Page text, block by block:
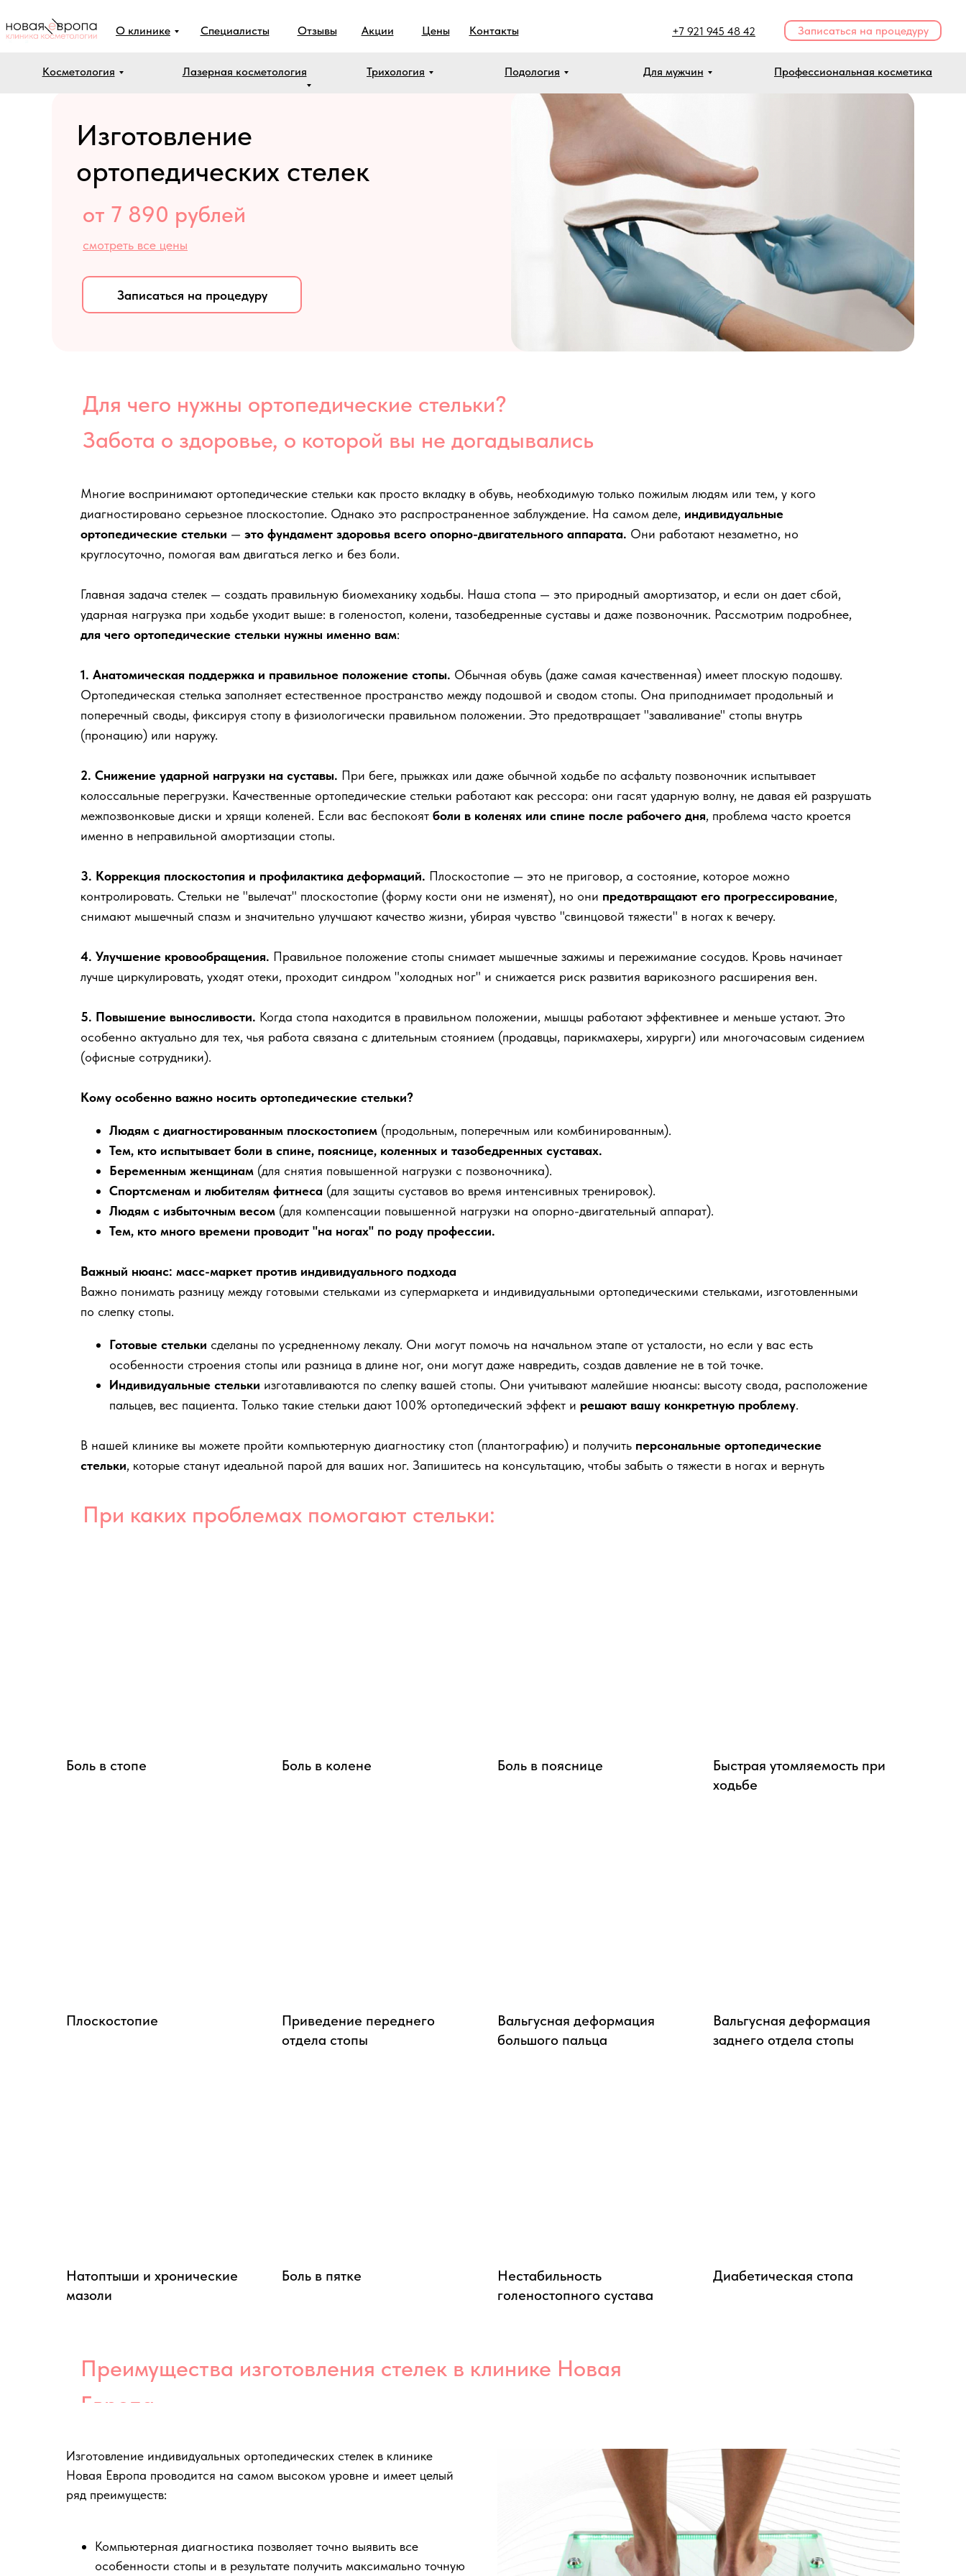
Специалисты Цены
О клинике Акции Записаться на процедуру
Отзывы Контакты +7 921 945 48 42
Косметология Для мужчин
Подология Профессиональная косметика
Лазерная косметология Трихология
Изготовление
ортопедических стелек
от 7 890 рублей
смотреть все цены
Записаться на процедуру
Для чего нужны ортопедические стельки?
Забота о здоровье, о которой вы не догадывались
Многие воспринимают ортопедические стельки как просто вкладку в обувь, необходимую только пожилым людям или тем, у кого
диагностировано серьезное плоскостопие. Однако это распространенное заблуждение. На самом деле, индивидуальные
ортопедические стельки — это фундамент здоровья всего опорно-двигательного аппарата. Они работают незаметно, но
круглосуточно, помогая вам двигаться легко и без боли.
Главная задача стелек — создать правильную биомеханику ходьбы. Наша стопа — это природный амортизатор, и если он дает сбой,
ударная нагрузка при ходьбе уходит выше: в голеностоп, колени, тазобедренные суставы и даже позвоночник. Рассмотрим подробнее,
для чего ортопедические стельки нужны именно вам:
1. Анатомическая поддержка и правильное положение стопы. Обычная обувь (даже самая качественная) имеет плоскую подошву.
Ортопедическая стелька заполняет естественное пространство между подошвой и сводом стопы. Она приподнимает продольный и
поперечный своды, фиксируя стопу в физиологически правильном положении. Это предотвращает "заваливание" стопы внутрь
(пронацию) или наружу.
2. Снижение ударной нагрузки на суставы. При беге, прыжках или даже обычной ходьбе по асфальту позвоночник испытывает
колоссальные перегрузки. Качественные ортопедические стельки работают как рессора: они гасят ударную волну, не давая ей разрушать
межпозвонковые диски и хрящи коленей. Если вас беспокоят боли в коленях или спине после рабочего дня, проблема часто кроется
именно в неправильной амортизации стопы.
3. Коррекция плоскостопия и профилактика деформаций. Плоскостопие — это не приговор, а состояние, которое можно
контролировать. Стельки не "вылечат" плоскостопие (форму кости они не изменят), но они предотвращают его прогрессирование,
снимают мышечный спазм и значительно улучшают качество жизни, убирая чувство "свинцовой тяжести" в ногах к вечеру.
4. Улучшение кровообращения. Правильное положение стопы снимает мышечные зажимы и пережимание сосудов. Кровь начинает
лучше циркулировать, уходят отеки, проходит синдром "холодных ног" и снижается риск развития варикозного расширения вен.
5. Повышение выносливости. Когда стопа находится в правильном положении, мышцы работают эффективнее и меньше устают. Это
особенно актуально для тех, чья работа связана с длительным стоянием (продавцы, парикмахеры, хирурги) или многочасовым сидением
(офисные сотрудники).
Кому особенно важно носить ортопедические стельки?
Людям с диагностированным плоскостопием (продольным, поперечным или комбинированным).
Тем, кто испытывает боли в спине, пояснице, коленных и тазобедренных суставах.
Беременным женщинам (для снятия повышенной нагрузки с позвоночника).
Спортсменам и любителям фитнеса (для защиты суставов во время интенсивных тренировок).
Людям с избыточным весом (для компенсации повышенной нагрузки на опорно-двигательный аппарат).
Тем, кто много времени проводит "на ногах" по роду профессии.
Важный нюанс: масс-маркет против индивидуального подхода
Важно понимать разницу между готовыми стельками из супермаркета и индивидуальными ортопедическими стельками, изготовленными
по слепку стопы.
Готовые стельки сделаны по усредненному лекалу. Они могут помочь на начальном этапе от усталости, но если у вас есть
особенности строения стопы или разница в длине ног, они могут даже навредить, создав давление не в той точке.
Индивидуальные стельки изготавливаются по слепку вашей стопы. Они учитывают малейшие нюансы: высоту свода, расположение
пальцев, вес пациента. Только такие стельки дают 100% ортопедический эффект и решают вашу конкретную проблему.
В нашей клинике вы можете пройти компьютерную диагностику стоп (плантографию) и получить персональные ортопедические
стельки, которые станут идеальной парой для ваших ног. Запишитесь на консультацию, чтобы забыть о тяжести в ногах и вернуть
При каких проблемах помогают стельки:
Боль в стопе Боль в колене Боль в пояснице
Быстрая утомляемость при
ходьбе
Плоскостопие
Приведение переднего
отдела стопы
Вальгусная деформация
большого пальца
Вальгусная деформация
заднего отдела стопы
Натоптыши и хронические
мазоли
Боль в пятке
Нестабильность
голеностопного сустава
Диабетическая стопа
Преимущества изготовления стелек в клинике Новая
Европа
Изготовление индивидуальных ортопедических стелек в клинике
Новая Европа проводится на самом высоком уровне и имеет целый
ряд преимуществ:
Компьютерная диагностика позволяет точно выявить все
особенности стопы и в результате получить максимально точную